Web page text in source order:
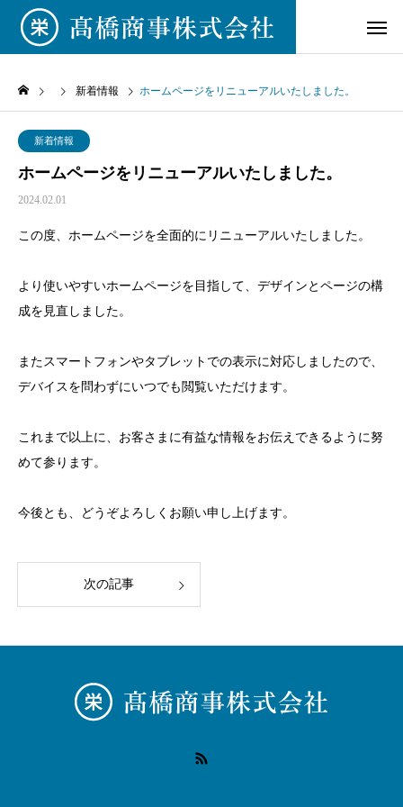
新着情報 ホームページをリニューアルいたしました。
新着情報
ホームページをリニューアルいたしました。
2024.02.01
この度、ホームページを全面的にリニューアルいたしました。
より使いやすいホームページを目指して、デザインとページの構
成を見直しました。
またスマートフォンやタブレットでの表示に対応しましたので、
デバイスを問わずにいつでも閲覧いただけます。
これまで以上に、お客さまに有益な情報をお伝えできるように努
めて参ります。
今後とも、どうぞよろしくお願い申し上げます。
次の記事